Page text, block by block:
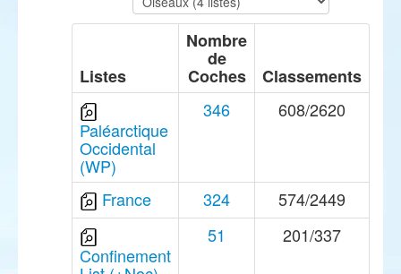
Listes
Nombre
de
Coches Classements
Paléarctique
Occidental
(WP)
346 608/2620
France 324 574/2449
Confinement
51 201/337